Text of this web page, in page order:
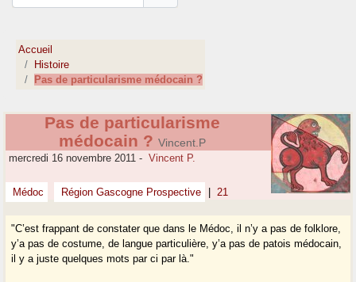
Accueil
Histoire
Pas de particularisme médocain ?
Pas de particularisme
médocain ? Vincent.P
mercredi 16 novembre 2011 - Vincent P.
Médoc Région Gascogne Prospective 21
"C’est frappant de constater que dans le Médoc, il n’y a pas de folklore,
y’a pas de costume, de langue particulière, y’a pas de patois médocain,
il y a juste quelques mots par ci par là."